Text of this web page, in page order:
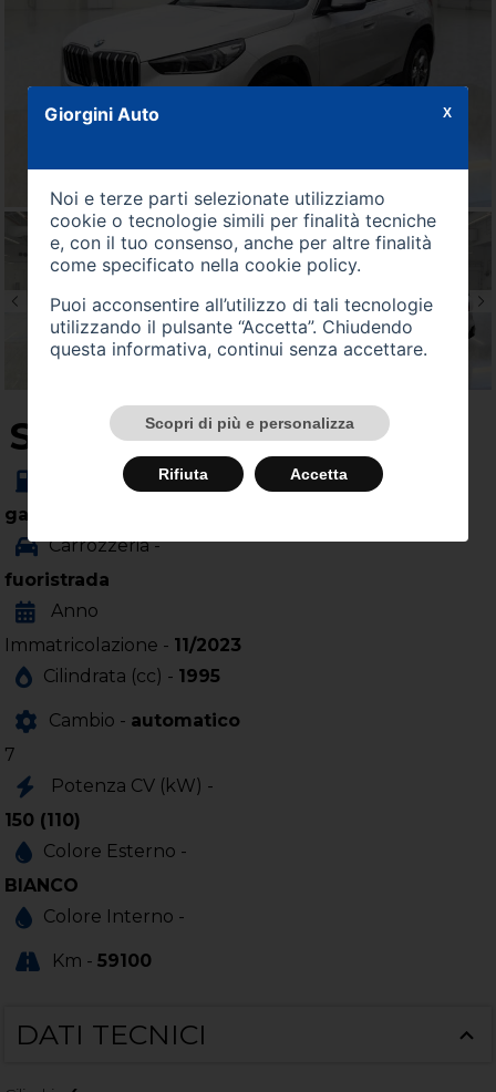
SU QUEST'AUTO
Alimentazione -
gasolio
Carrozzeria -
fuoristrada
Anno
Immatricolazione - 11/2023
Cilindrata (cc) - 1995
Cambio - automatico
7
Potenza CV (kW) -
150 (110)
Colore Esterno -
BIANCO
Colore Interno -
Km -59100
DATI TECNICI
Giorgini Auto
Noi e terze parti selezionate utilizziamo
cookie o tecnologie simili per finalità tecniche
e, con il tuo consenso, anche per altre finalità
come specificato nella cookie policy.
Puoi acconsentire all’utilizzo di tali tecnologie
utilizzando il pulsante “Accetta”. Chiudendo
questa informativa, continui senza accettare.
Scopri di più e personalizza
Rifiuta Accetta
X